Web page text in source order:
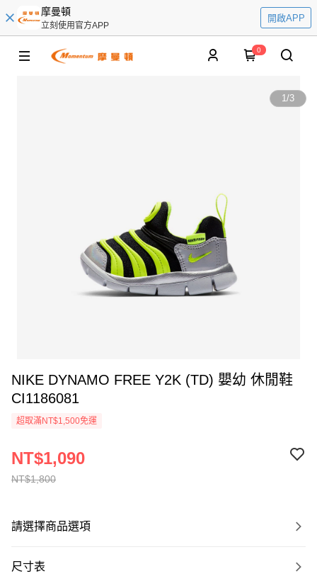
摩曼頓
立刻使用官方APP
開啟APP
0
1/3
NIKE DYNAMO FREE Y2K (TD) 嬰幼 休閒鞋
CI1186081
超取滿NT$1,500免運
NT$1,800
NT$1,090
請選擇商品選項
尺寸表